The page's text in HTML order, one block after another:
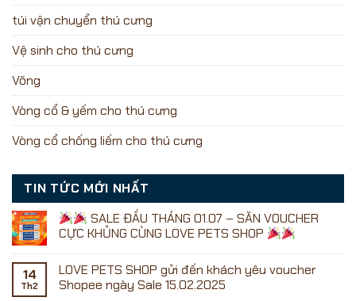
túi vận chuyển thú cưng
Vệ sinh cho thú cưng
Võng
Vòng cổ & yếm cho thú cưng
Vòng cổ chống liếm cho thú cưng
TIN TỨC MỚI NHẤT
SALE ĐẦU THÁNG 01.07 – SĂN VOUCHER
CỰC KHỦNG CÙNG LOVE PETS SHOP
bình
luận
ở
14
Th2
LOVE PETS SHOP gửi đến khách yêu voucher
Shopee ngày Sale 15.02.2025